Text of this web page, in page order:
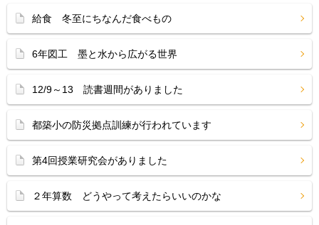
給食 冬至にちなんだ食べもの
6年図工 墨と水から広がる世界
12/9～13 読書週間がありました
都築小の防災拠点訓練が行われています
第4回授業研究会がありました
２年算数 どうやって考えたらいいのかな